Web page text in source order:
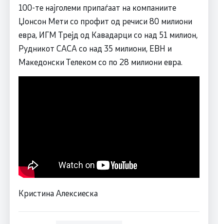
100-те најголеми припаѓаат на компаниите
Џонсон Мети со профит од речиси 80 милиони
евра, ИГМ Трејд од Кавадарци со над 51 милион,
Рудникот САСА со над 35 милиони, ЕВН и
Македонски Телеком со по 28 милиони евра.
Кристина Алексиеска